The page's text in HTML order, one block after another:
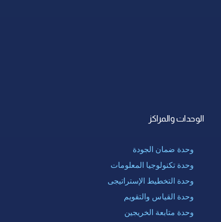
الوحدات والمراكز
وحدة ضمان الجودة
وحدة تكنولوجيا المعلومات
وحدة التخطيط الإستراتيجى
وحدة القياس والتقويم
وحدة متابعة الخريجين